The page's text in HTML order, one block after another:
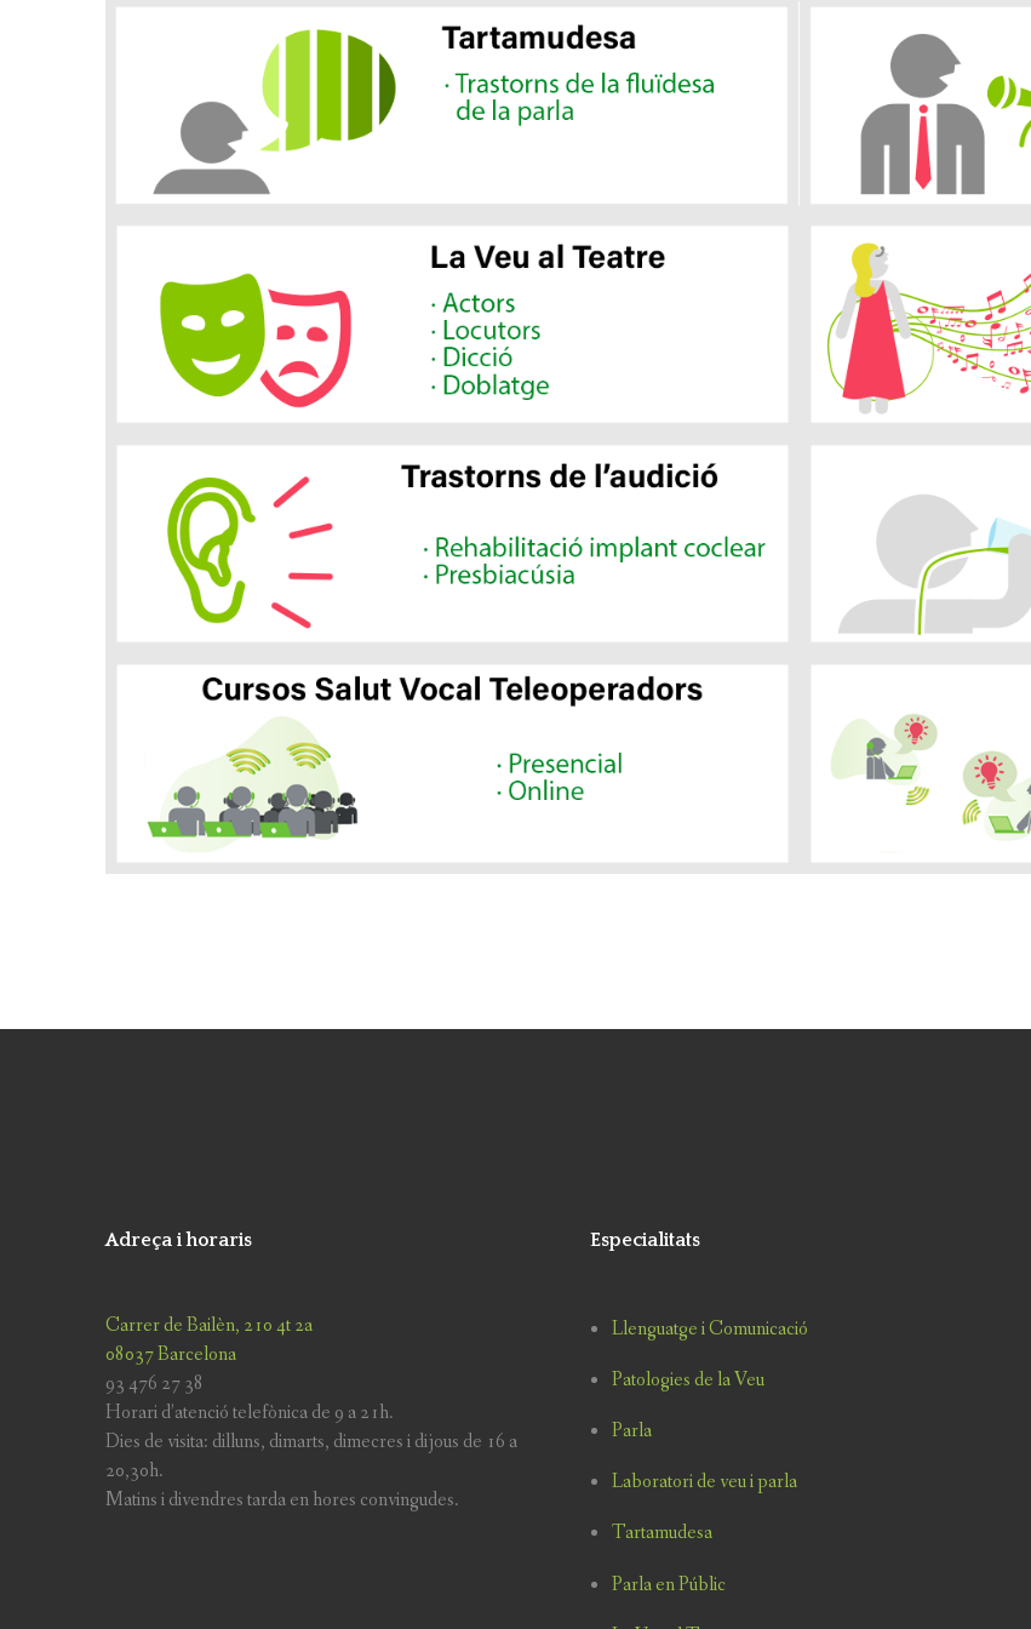
Adreça i horaris
Carrer de Bailèn, 210 4t 2a
08037 Barcelona
93 476 27 38
Horari d’atenció telefònica de 9 a 21h.
Dies de visita: dilluns, dimarts, dimecres i dijous de 16 a
20,30h.
Matins i divendres tarda en hores convingudes.
Especialitats
Llenguatge i Comunicació
Patologies de la Veu
Parla
Laboratori de veu i parla
Tartamudesa
Parla en Públic